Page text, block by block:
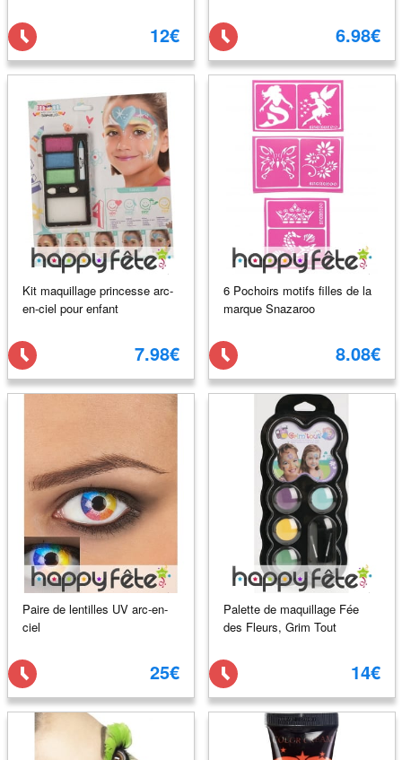
12€ 6.98€
Kit maquillage princesse arc-
en-ciel pour enfant
7.98€
6 Pochoirs motifs filles de la
marque Snazaroo
8.08€
Paire de lentilles UV arc-en-
ciel
25€
Palette de maquillage Fée
des Fleurs, Grim Tout
14€